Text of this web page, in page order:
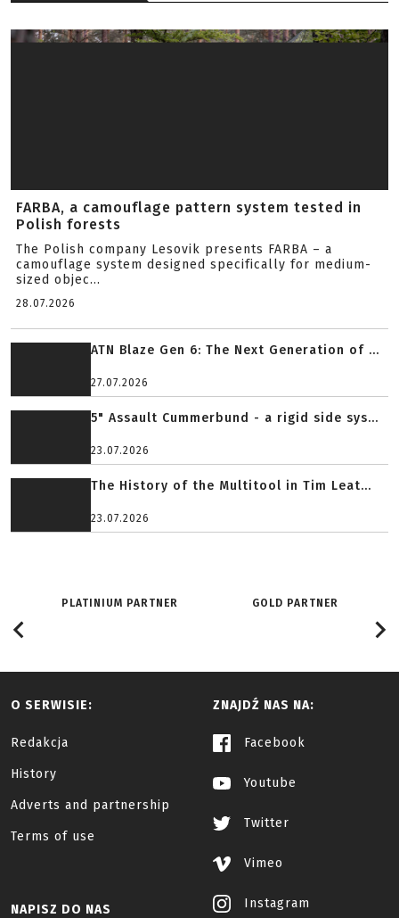
FARBA, a camouflage pattern system tested in
Polish forests
The Polish company Lesovik presents FARBA – a
camouflage system designed specifically for medium-
sized objec...
28.07.2026
ATN Blaze Gen 6: The Next Generation of ...
27.07.2026
5" Assault Cummerbund - a rigid side sys...
23.07.2026
The History of the Multitool in Tim Leat...
23.07.2026
PLATINIUM PARTNER GOLD PARTNER
O SERWISIE:
Redakcja
History
Adverts and partnership
ZNAJDŹ NAS NA:
Facebook
Youtube
Twitter